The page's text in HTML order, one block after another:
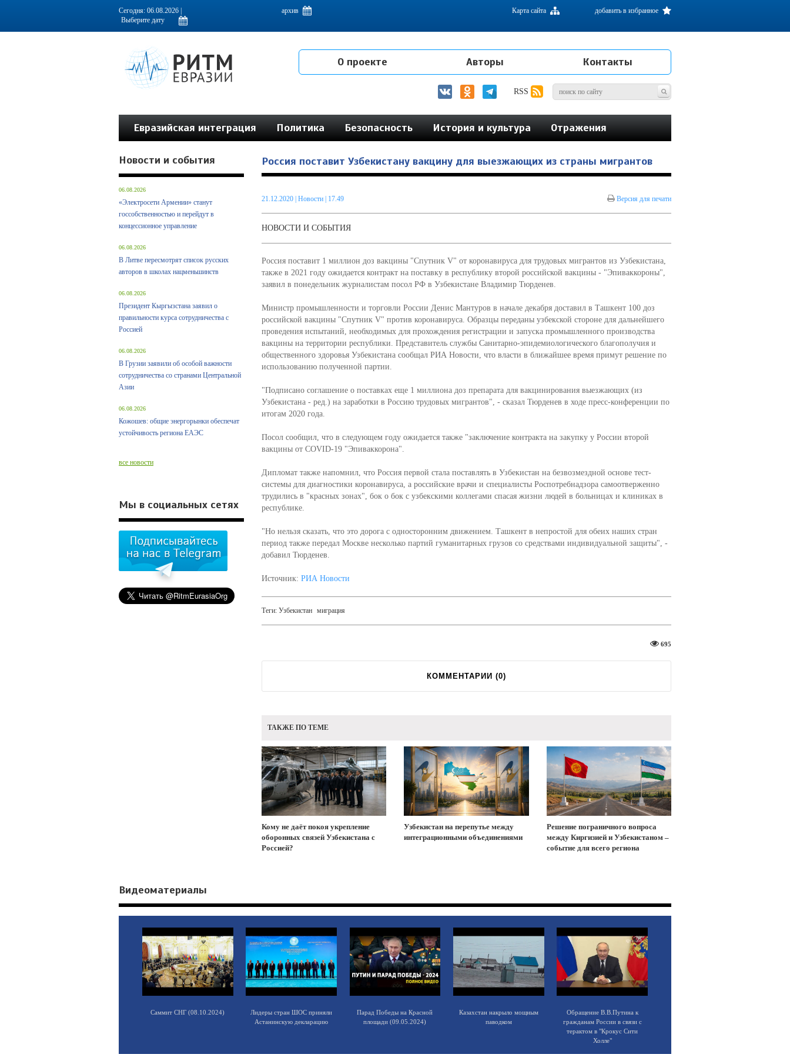
Информационно-аналитическое издание, посвященное актуальным проблемам интеграции на постсоветском пространстве
Сегодня: 06.08.2026 | архив добавить в избранное
Карта сайта
О проекте Авторы Контакты
RSS
Евразийская интеграция Политика Безопасность История и культура Отражения
Россия поставит Узбекистану вакцину для выезжающих из страны мигрантов
21.12.2020| Новости | 17.49 Версия для печати
НОВОСТИ И СОБЫТИЯ
Россия поставит 1 миллион доз вакцины "Спутник V" от коронавируса для трудовых мигрантов из Узбекистана,
также в 2021 году ожидается контракт на поставку в республику второй российской вакцины - "Эпиваккороны",
заявил в понедельник журналистам посол РФ в Узбекистане Владимир Тюрденев.
Министр промышленности и торговли России Денис Мантуров в начале декабря доставил в Ташкент 100 доз
российской вакцины "Cпутник V" против коронавируса. Образцы переданы узбекской стороне для дальнейшего
проведения испытаний, необходимых для прохождения регистрации и запуска промышленного производства
вакцины на территории республики. Представитель службы Санитарно-эпидемиологического благополучия и
общественного здоровья Узбекистана сообщал РИА Новости, что власти в ближайшее время примут решение по
использованию полученной партии.
"Подписано соглашение о поставках еще 1 миллиона доз препарата для вакцинирования выезжающих (из
Узбекистана - ред.) на заработки в Россию трудовых мигрантов", - сказал Тюрденев в ходе пресс-конференции по
итогам 2020 года.
Посол сообщил, что в следующем году ожидается также "заключение контракта на закупку у России второй
вакцины от COVID-19 "Эпиваккорона".
Дипломат также напомнил, что Россия первой стала поставлять в Узбекистан на безвозмездной основе тест-
системы для диагностики коронавируса, а российские врачи и специалисты Роспотребнадзора самоотверженно
трудились в "красных зонах", бок о бок с узбекскими коллегами спасая жизни людей в больницах и клиниках в
республике.
"Но нельзя сказать, что это дорога с односторонним движением. Ташкент в непростой для обеих наших стран
период также передал Москве несколько партий гуманитарных грузов со средствами индивидуальной защиты", -
добавил Тюрденев.
Источник: РИА Новости
Теги: Узбекистан миграция
695
КОММЕНТАРИИ (0)
ТАКЖЕ ПО ТЕМЕ
Кому не даёт покоя укрепление
оборонных связей Узбекистана с
Россией?
Узбекистан на перепутье между
интеграционными объединениями
Решение пограничного вопроса
между Киргизией и Узбекистаном –
событие для всего региона
Новости и события
06.08.2026
«Электросети Армении» станут
госсобственностью и перейдут в
концессионное управление
06.08.2026
В Литве пересмотрят список русских
авторов в школах нацменьшинств
06.08.2026
Президент Кыргызстана заявил о
правильности курса сотрудничества с
Россией
06.08.2026
В Грузии заявили об особой важности
сотрудничества со странами Центральной
Азии
06.08.2026
Кожошев: общие энергорынки обеспечат
устойчивость региона ЕАЭС
все новости
Мы в социальных сетях
Видеоматериалы
Саммит СНГ (08.10.2024)
Лидеры стран ШОС приняли
Астанинскую декларацию
Парад Победы на Красной
площади (09.05.2024)
Казахстан накрыло мощным
паводком
Обращение В.В.Путина к
гражданам России в связи с
терактом в "Крокус Сити
Холле"